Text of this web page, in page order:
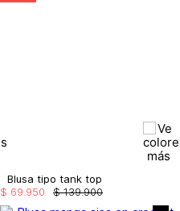
Blusa tipo tank top
$ 139.900
$ 69.950